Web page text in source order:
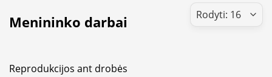
Menininko darbai
Reprodukcijos ant drobės